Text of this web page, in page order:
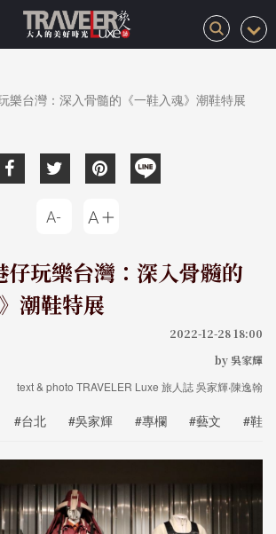
樂台灣：深入骨髓的《一鞋入魂》潮鞋特展
玩樂台灣：深入骨髓的
潮鞋特展
2022-12-28 18:00
by 吳家輝
text & photo TRAVELER Luxe 旅人誌 吳家輝‧陳逸翰
#台北 #吳家輝 #專欄 #藝文 #鞋